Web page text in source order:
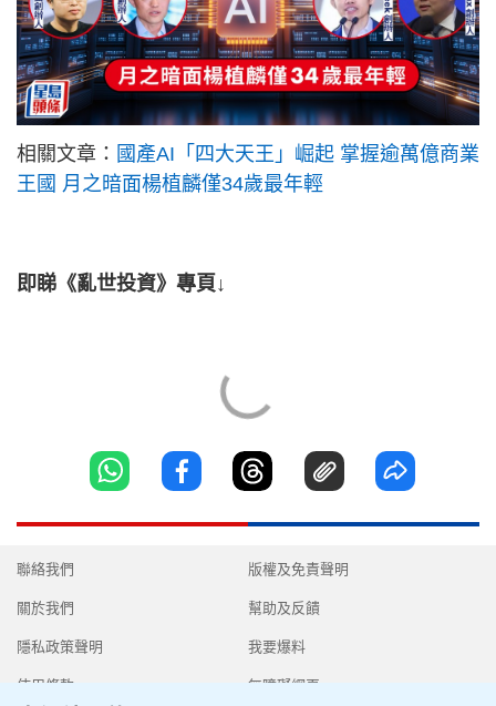
相關文章： 國產AI「四大天王」崛起 掌握逾萬億商業
王國 月之暗面楊植麟僅34歲最年輕
即睇《亂世投資》專頁↓
聯絡我們
關於我們
隱私政策聲明
使用條款
版權及免責聲明
幫助及反饋
我要爆料
無障礙網頁